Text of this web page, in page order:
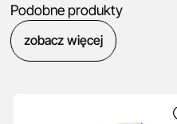
Podobne produkty
zobacz więcej